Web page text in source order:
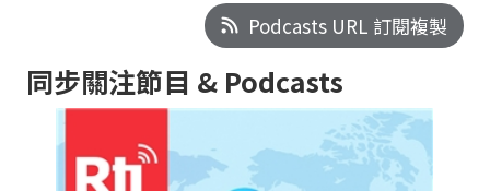
Podcasts URL 訂閱複製
同步關注節目 & Podcasts